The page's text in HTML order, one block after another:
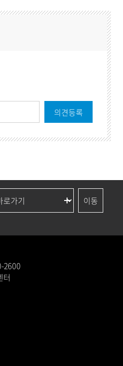
2600
터